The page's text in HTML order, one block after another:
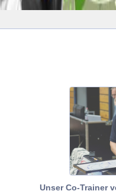
Unser Co-Trainer